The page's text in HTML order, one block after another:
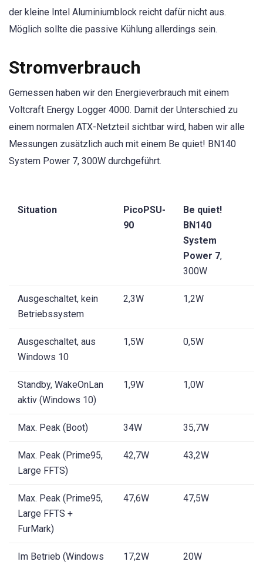
der kleine Intel Aluminiumblock reicht dafür nicht aus.
Möglich sollte die passive Kühlung allerdings sein.
Stromverbrauch
Gemessen haben wir den Energieverbrauch mit einem
Voltcraft Energy Logger 4000. Damit der Unterschied zu
einem normalen ATX-Netzteil sichtbar wird, haben wir alle
Messungen zusätzlich auch mit einem Be quiet! BN140
System Power 7, 300W durchgeführt.
Situation
PicoPSU-
90
Be quiet!
BN140
System
Power 7,
300W
Ausgeschaltet, kein
Betriebssystem
2,3W 1,2W
Ausgeschaltet, aus
Windows 10
1,5W 0,5W
Standby, WakeOnLan
aktiv (Windows 10)
1,9W 1,0W
Max. Peak (Boot) 34W 35,7W
Max. Peak (Prime95,
Large FFTS)
42,7W 43,2W
Max. Peak (Prime95,
Large FFTS +
FurMark)
47,6W 47,5W
Im Betrieb (Windows
17,2W 20W